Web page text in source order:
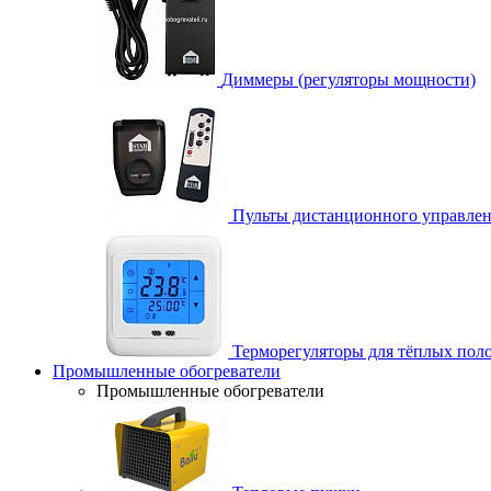
Диммеры (регуляторы мощности)
Пульты дистанционного
Терморегуляторы для тёплых
Промышленные обогреватели
Промышленные обогреватели